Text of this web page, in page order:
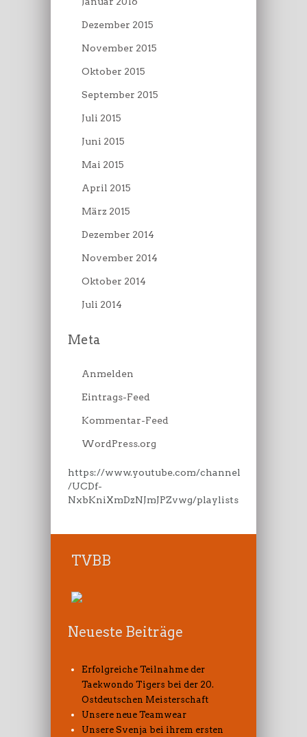
Dezember 2015
November 2015
Oktober 2015
September 2015
Juli 2015
Juni 2015
Mai 2015
April 2015
März 2015
Dezember 2014
November 2014
Oktober 2014
Juli 2014
Meta
Anmelden
Eintrags-Feed
Kommentar-Feed
WordPress.org
https://www.youtube.com/channel
/UCDf-
NxbKniXmDzNJmJPZvwg/playlists
TVBB
Neueste Beiträge
Erfolgreiche Teilnahme der
Taekwondo Tigers bei der 20.
Ostdeutschen Meisterschaft
Unsere neue Teamwear
Unsere Svenja bei ihrem ersten